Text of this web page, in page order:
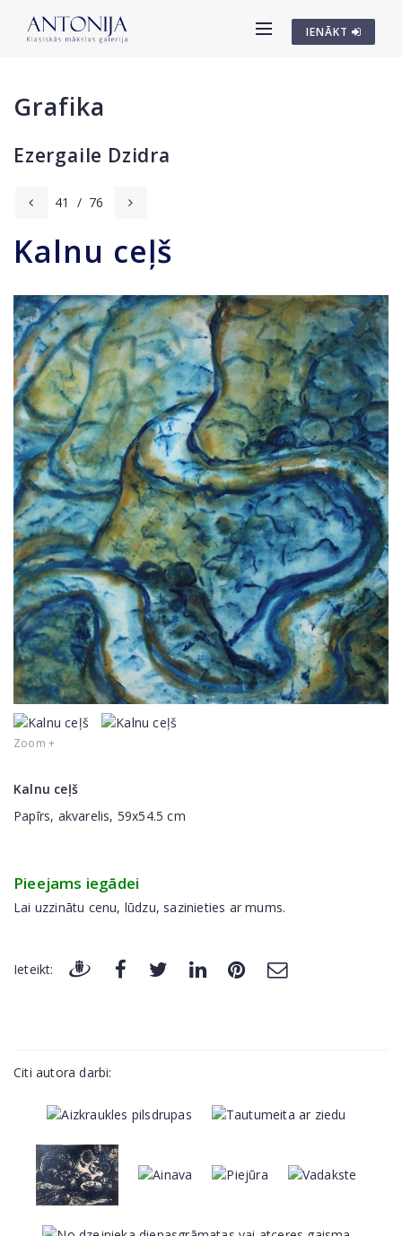
IENĀKT
Grafika
Ezergaile Dzidra
41 / 76
Kalnu ceļš
Zoom +
Kalnu ceļš
Papīrs, akvarelis, 59x54.5 cm
Pieejams iegādei
Lai uzzinātu cenu, lūdzu, sazinieties ar mums.
Ieteikt:
Citi autora darbi: